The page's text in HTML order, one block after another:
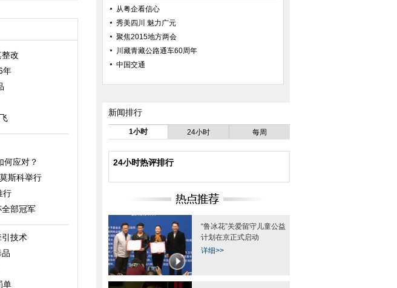
改
年
何应对？
斯科举行
行
部冠军
技术
单
从粤企看信心
秀美四川 魅力广元
聚焦2015地方两会
川藏青藏公路通车60周年
中国交通
新闻排行
1小时 24小时 每周
24小时热评排行
“鲁冰花”关爱留守儿童公益
计划在京正式启动
详细>>